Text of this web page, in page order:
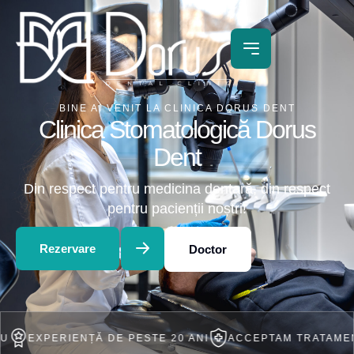
BINE AI VENIT LA CLINICA DORUS DENT
Clinica Stomatologică Dorus
Dent
Din respect pentru medicina dentară, din respect
pentru pacienții noștri!
Rezervare Doctor
DE PESTE 20 ANI ACCEPTAM TRATAMENT IN